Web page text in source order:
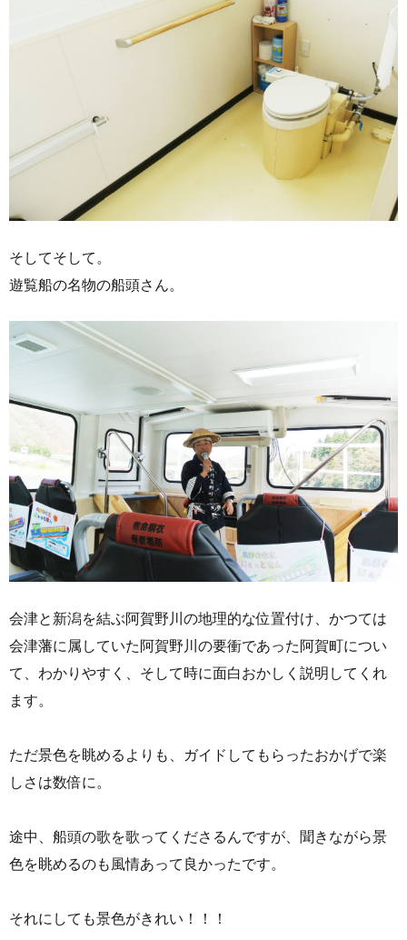
そしてそして。
遊覧船の名物の船頭さん。
会津と新潟を結ぶ阿賀野川の地理的な位置付け、かつては
会津藩に属していた阿賀野川の要衝であった阿賀町につい
て、わかりやすく、そして時に面白おかしく説明してくれ
ます。
ただ景色を眺めるよりも、ガイドしてもらったおかげで楽
しさは数倍に。
途中、船頭の歌を歌ってくださるんですが、聞きながら景
色を眺めるのも風情あって良かったです。
それにしても景色がきれい！！！